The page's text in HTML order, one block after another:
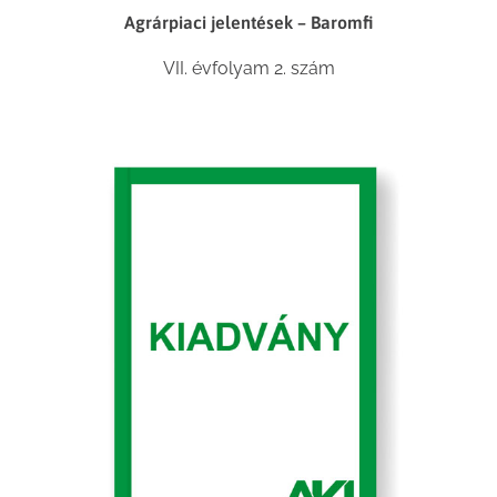
Agrárpiaci jelentések – Baromfi
VII. évfolyam 2. szám